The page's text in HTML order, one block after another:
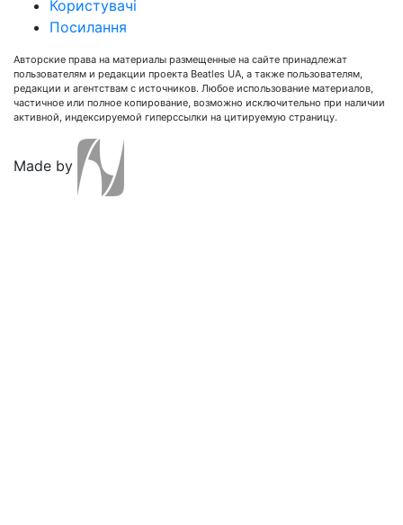
Користувачі
Посилання
Авторские права на материалы размещенные на сайте принадлежат
пользователям и редакции проекта Beatles UA, а также пользователям,
редакции и агентствам с источников. Любое использование материалов,
частичное или полное копирование, возможно исключительно при наличии
активной, индексируемой гиперссылки на цитируемую страницу.
Made by